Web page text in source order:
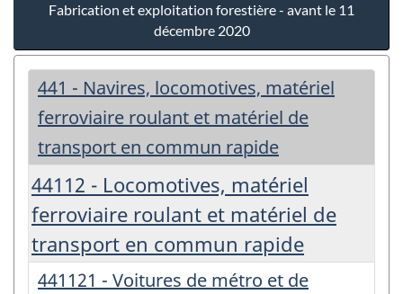
Fabrication et exploitation forestière - avant le 11
décembre 2020
441 - Navires, locomotives, matériel
ferroviaire roulant et matériel de
transport en commun rapide
44112 - Locomotives, matériel
ferroviaire roulant et matériel de
transport en commun rapide
441121 - Voitures de métro et de